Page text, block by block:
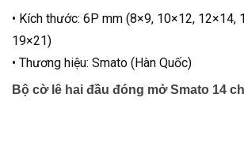
• Kích thước: 6P mm (8×9, 10×12, 12×14,
19×21)
• Thương hiệu: Smato (Hàn Quốc)
Bộ cờ lê hai đầu đóng mở Smato 14